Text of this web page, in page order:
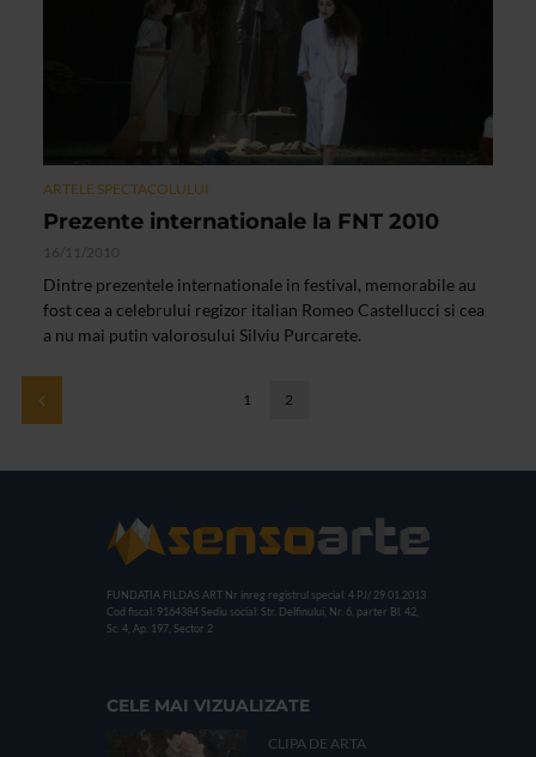
ARTELE SPECTACOLULUI
Prezente internationale la FNT 2010
16/11/2010
Dintre prezentele internationale in festival, memorabile au
fost cea a celebrului regizor italian Romeo Castellucci si cea
a nu mai putin valorosului Silviu Purcarete.
1 2
FUNDATIA FILDAS ART Nr inreg registrul special: 4 PJ/ 29.01.2013
Cod fiscal: 9164384 Sediu social: Str. Delfinului, Nr. 6, parter Bl. 42,
Sc. 4, Ap. 197, Sector 2
CELE MAI VIZUALIZATE
CLIPA DE ARTA